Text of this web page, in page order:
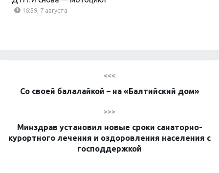
16:59, 7 августа
<<<
Со своей балалайкой – на «Балтийский дом»
>>>
Минздрав установил новые сроки санаторно-
курортного лечения и оздоровления населения с
господдержкой